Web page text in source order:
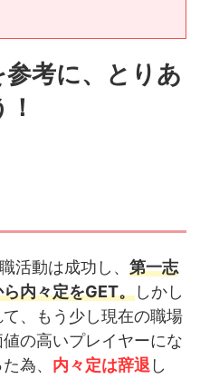
考に、とりあ
活動は成功 し、 第一志
内々定をGET。しかし
、もう少し現在の職場
の高いプレイヤーにな
為、 内々定は辞退し